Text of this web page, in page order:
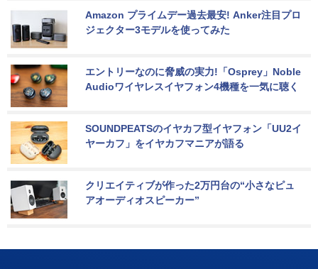
Amazon プライムデー過去最安! Anker注目プロ
ジェクター3モデルを使ってみた
エントリーなのに脅威の実力!「Osprey」Noble
Audioワイヤレスイヤフォン4機種を一気に聴く
SOUNDPEATSのイヤカフ型イヤフォン「UU2イ
ヤーカフ」をイヤカフマニアが語る
クリエイティブが作った2万円台の“小さなピュ
アオーディオスピーカー”